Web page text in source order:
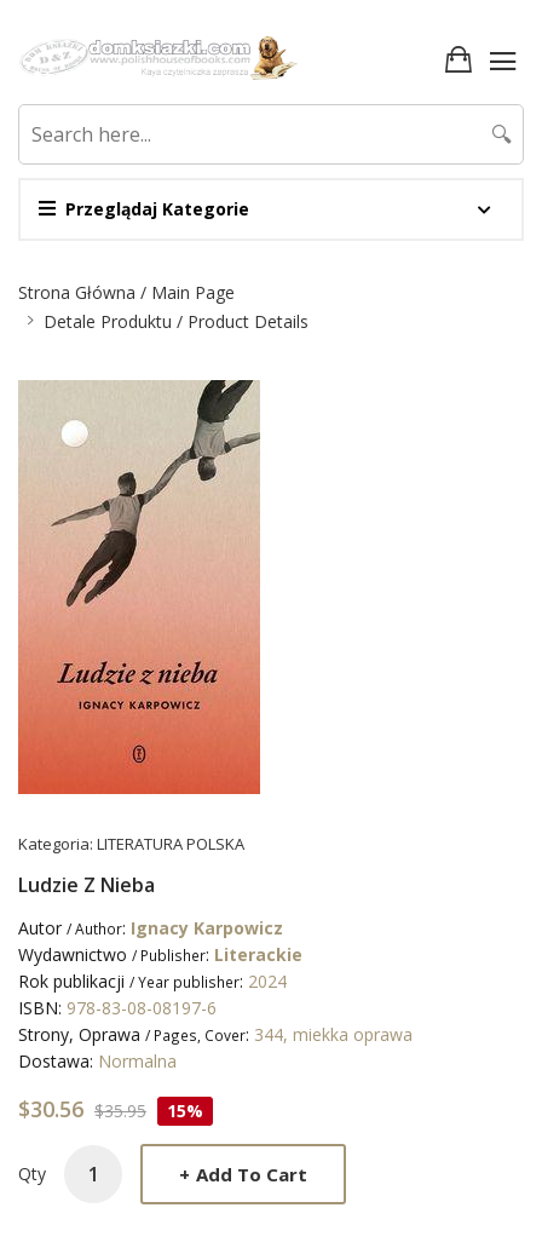
Przeglądaj Kategorie
🔍
Strona Główna / Main Page
Detale Produktu / Product Details
Kategoria: LITERATURA POLSKA
Ludzie Z Nieba
Autor / Author: Ignacy Karpowicz
Wydawnictwo / Publisher: Literackie
Rok publikacji / Year publisher: 2024
ISBN: 978-83-08-08197-6
Strony, Oprawa / Pages, Cover: 344, miekka oprawa
Dostawa: Normalna
$30.56 $35.95 15%
Qty + Add To Cart